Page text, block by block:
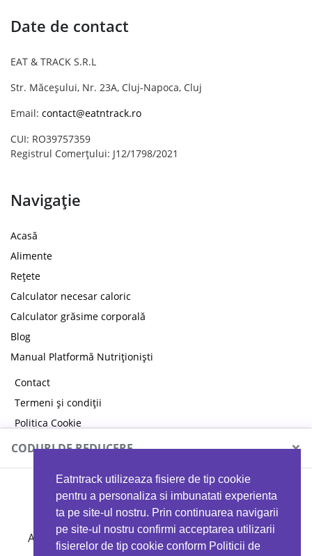
Eatntrack utilizeaza fisiere de tip cookie
pentru a personaliza si imbunatati experienta
ta pe site-ul nostru. Prin continuarea navigarii
pe site-ul nostru confirmi acceptarea utilizarii
fisierelor de tip cookie conform Politicii de
Date de contact
EAT & TRACK S.R.L
Str. Măceșului, Nr. 23A, Cluj-Napoca, Cluj
Email: contact@eatntrack.ro
CUI: RO39757359
Registrul Comerțului: J12/1798/2021
Navigație
Acasă
Alimente
Rețete
Calculator necesar caloric
Calculator grăsime corporală
Blog
Manual Platformă Nutriționiști
Contact
Termeni și condiții
Politica Cookie
Politica de confidențialitate
CODURI DE REDUCERE ×
MYPROTEIN
Ai 40%reducere la orice comandă folosind codul